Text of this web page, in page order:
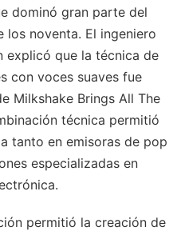
dominó gran parte del
los noventa. El ingeniero
explicó que la técnica de
con voces suaves fue
Milkshake Brings All The
técnica permitió
tanto en emisoras de pop
especializadas en
permitió la creación de